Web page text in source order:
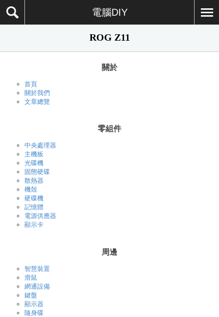
電腦DIY
ROG Z11
關於
首頁
關於我們
文章總覽
零組件
中央處理器
主機板
光碟機
固態硬碟
散熱器
機殼
硬碟機
記憶體
電源供應器
顯示卡
周邊
智慧裝置
滑鼠
網通設備
鍵盤
顯示器
隨身碟